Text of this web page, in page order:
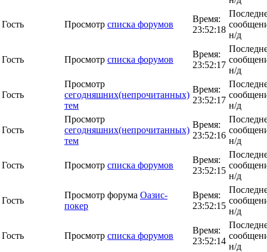
Гость Просмотр списка форумов
Время:
23:52:18
н/д
Гость Просмотр списка форумов
Время:
23:52:17
н/д
Гость
Просмотр
сегодняшних(непрочитанных)
тем
Время:
23:52:17
н/д
Гость
Просмотр
сегодняшних(непрочитанных)
тем
Время:
23:52:16
н/д
Гость Просмотр списка форумов
Время:
23:52:15
н/д
Гость
Просмотр форума Оазис-
покер
Время:
23:52:15
н/д
Гость Просмотр списка форумов
Время:
23:52:14
н/д